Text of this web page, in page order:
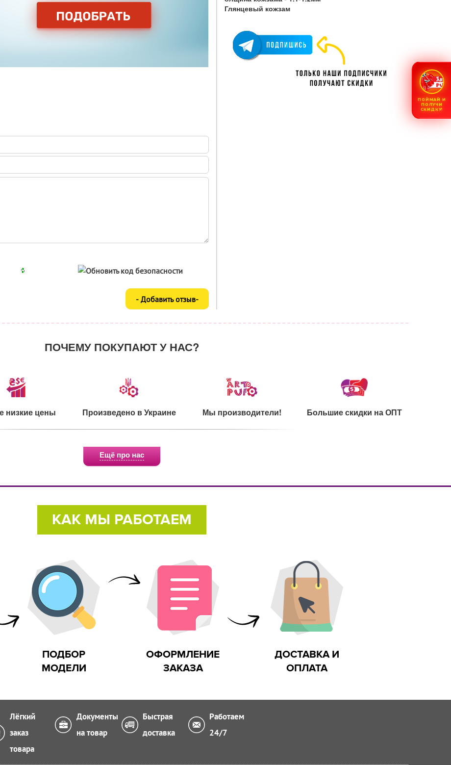
Глянцевый кожзам
ПОЧЕМУ ПОКУПАЮТ У НАС?
низкие цены Произведено в Украине Мы производители! Большие скидки на ОПТ
для детей Экологичное сырье Сертификаты на сырье Ультрамодный дизайн
и на улице
Ещё про нас
КАК МЫ РАБОТАЕМ
ПОДБОР
МОДЕЛИ
ОФОРМЛЕНИЕ
ЗАКАЗА
ДОСТАВКА И
ОПЛАТА
Лёгкий
заказ
товара
Документы
на товар
Быстрая
доставка
Работаем
24/7
ПОЙМАЙ И
ПОЛУЧИ
СКИДКУ!